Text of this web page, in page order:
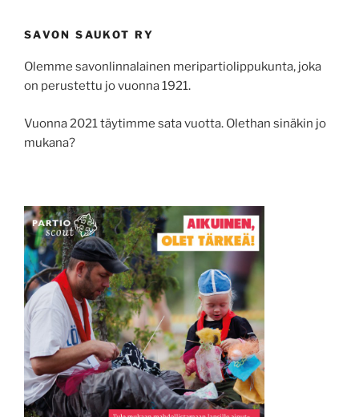
SAVON SAUKOT RY
Olemme savonlinnalainen meripartiolippukunta, joka
on perustettu jo vuonna 1921.
Vuonna 2021 täytimme sata vuotta. Olethan sinäkin jo
mukana?